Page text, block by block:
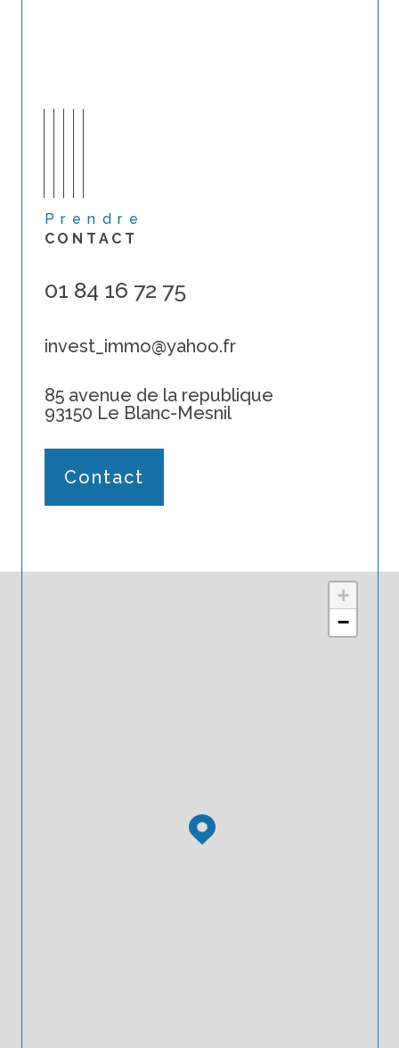
+
−
Prendre
CONTACT
01 84 16 72 75
invest_immo@yahoo.fr
85 avenue de la republique
93150 Le Blanc-Mesnil
Contact